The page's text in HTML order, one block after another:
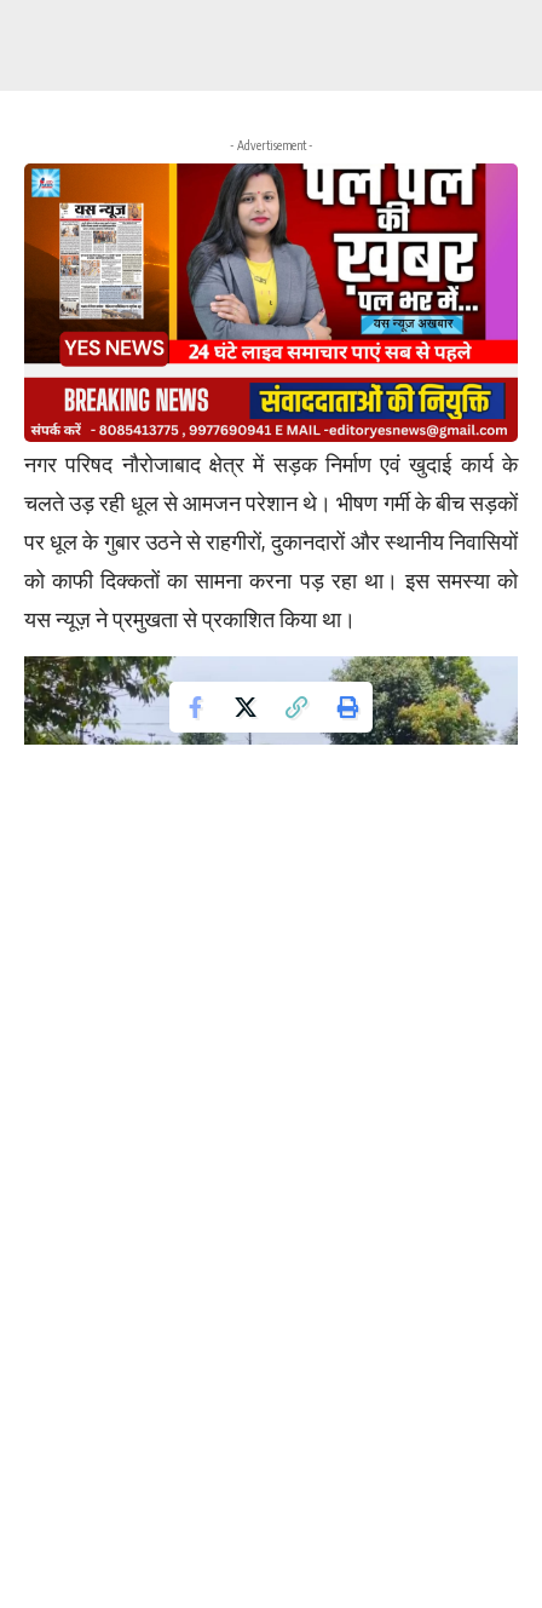
- Advertisement -
नगर परिषद नौरोजाबाद क्षेत्र में सड़क निर्माण एवं खुदाई कार्य के
चलते उड़ रही धूल से आमजन परेशान थे। भीषण गर्मी के बीच सड़कों
पर धूल के गुबार उठने से राहगीरों, दुकानदारों और स्थानीय निवासियों
को काफी दिक्कतों का सामना करना पड़ रहा था। इस समस्या को
यस न्यूज़ ने प्रमुखता से प्रकाशित किया था।